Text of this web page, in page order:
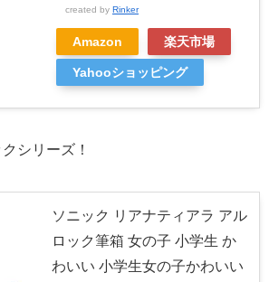
created by Rinker
Amazon 楽天市場
Yahooショッピング
シリーズ！
ソニック リアナティアラ アル
ロック筆箱 女の子 小学生 か
わいい 小学生女の子かわいい